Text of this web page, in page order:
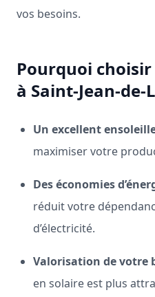
vos besoins.
Pourquoi choisir
à Saint-Jean-de-
Un excellent
maximiser votre
Des économies
réduit votre
d’électricité.
Valorisation de votre
en solaire est plus